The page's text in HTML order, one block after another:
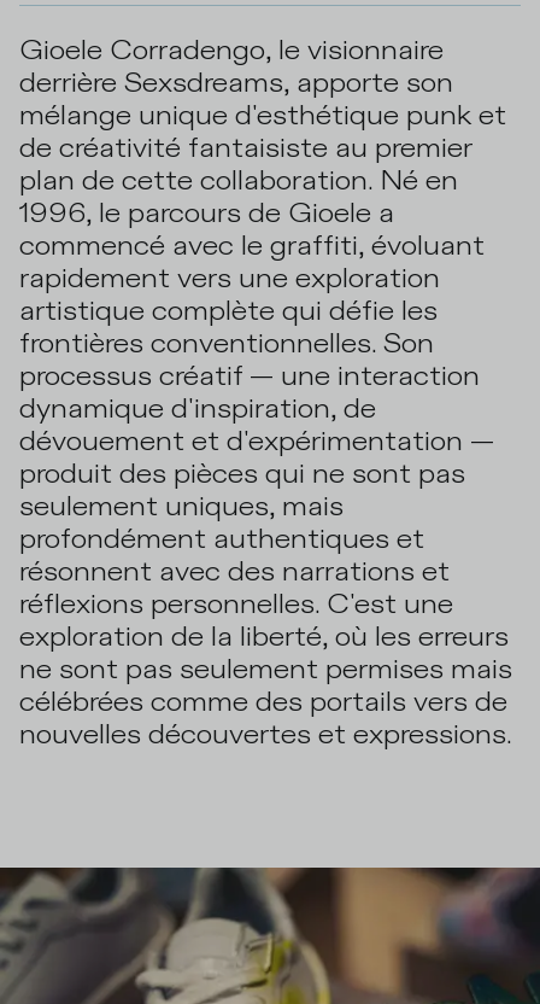
Gioele Corradengo, le visionnaire
derrière Sexsdreams, apporte son
mélange unique d'esthétique punk et
de créativité fantaisiste au premier
plan de cette collaboration. Né en
1996, le parcours de Gioele a
commencé avec le graffiti, évoluant
rapidement vers une exploration
artistique complète qui défie les
frontières conventionnelles. Son
processus créatif — une interaction
dynamique d'inspiration, de
dévouement et d'expérimentation —
produit des pièces qui ne sont pas
seulement uniques, mais
profondément authentiques et
résonnent avec des narrations et
réflexions personnelles. C'est une
exploration de la liberté, où les erreurs
ne sont pas seulement permises mais
célébrées comme des portails vers de
nouvelles découvertes et expressions.